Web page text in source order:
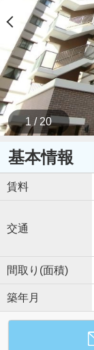
1 / 20
基本情報
賃料
交通
間取り(面積)
築年月